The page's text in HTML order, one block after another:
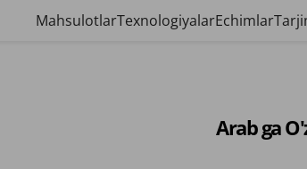
MahsulotlarTexnologiyalarEchimlar
Arab ga